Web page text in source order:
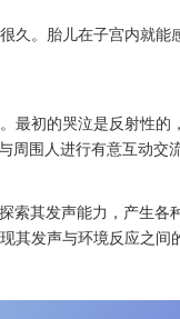
久。胎儿在子宫内就
最初的哭泣是反射性
围人进行有意互动交流
其发声能力，产生各
其发声与环境反应之间